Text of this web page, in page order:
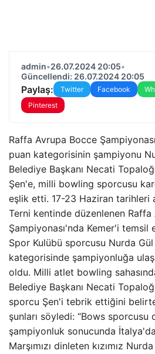
admin•26.07.2024 20:05•
Güncellendi: 26.07.2024 20:05
Paylaş: Twitter Facebook
Pinterest
Raffa Avrupa Bocce
puan kategorisinin şampiyonu
Belediye Başkanı Necati
Şen'e, milli bowling sporcusu
eşlik etti. 17-23 Haziran tarihleri
Terni kentinde düzenlenen
Şampiyonası'nda Kemer'i temsil
Spor Kulübü sporcusu Nurda Gül
kategorisinde şampiyonluğa
oldu. Milli atlet bowling
Belediye Başkanı Necati
sporcu Şen'i tebrik ettiğini
şunları söyledi: “Bows sporcusu
şampiyonluk sonucunda
Marşımızı dinleten kızımız